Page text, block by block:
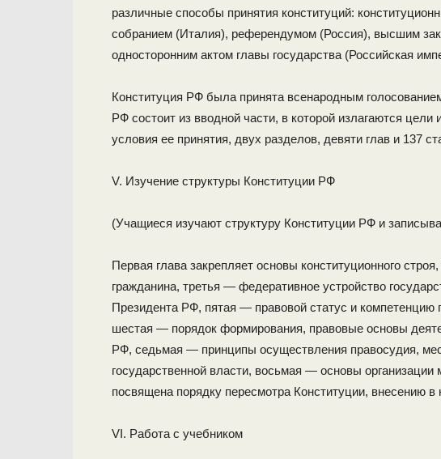
различные способы приня­тия конституций:
собранием (Италия), референдумом (Россия), высшим
односторонним актом главы государства (Российская
Конституция РФ была принята всенародным
РФ состоит из вводной части, в которой излагаются
условия ее принятия, двух разделов, девяти глав и 137
V. Изучение структуры Конституции РФ
(Учащиеся изучают структуру Конституции РФ и
Первая глава закрепляет основы конституционного
гражданина, третья — фе­деративное устройство
Президента РФ, пятая — правовой статус и компетенцию
шестая — порядок формирования, правовые основы
РФ, седьмая — принципы осуществления правосудия,
государственной власти, восьмая — основы организации
посвяще­на порядку пересмотра Конституции, внесению в
VI. Работа с учебником